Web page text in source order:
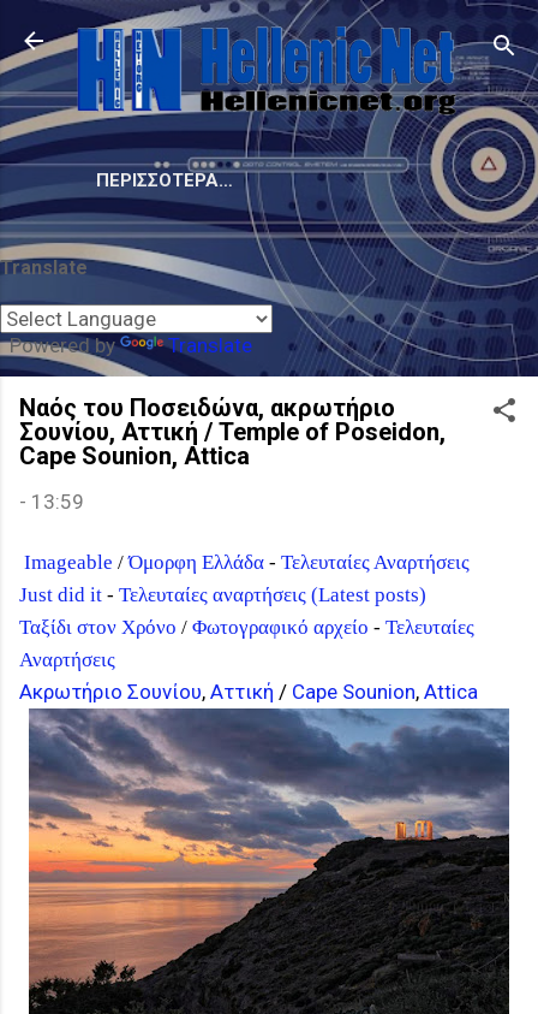
Μετάβαση στο κύριο περιεχόμενο
ΠΕΡΙΣΣΌΤΕΡΑ…
Translate
Powered by Translate
Ναός του Ποσειδώνα, ακρωτήριο
Σουνίου, Αττική / Temple of Poseidon,
Cape Sounion, Attica
- 13:59
Imageable /Όμορφη Ελλάδα - Τελευταίες Αναρτήσεις
Just did it - Τελευταίες αναρτήσεις (Latest posts)
Ταξίδι στον Χρόνο / Φωτογραφικό αρχείο - Τελευταίες
Αναρτήσεις
Ακρωτήριο Σουνίου, Αττική / Cape Sounion, Attica